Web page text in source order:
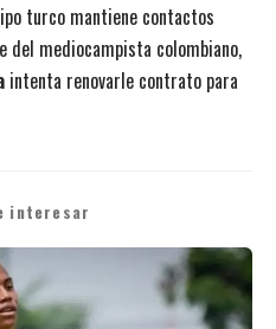
turco mantiene contactos
mediocampista colombiano,
intenta renovarle contrato para
interesar